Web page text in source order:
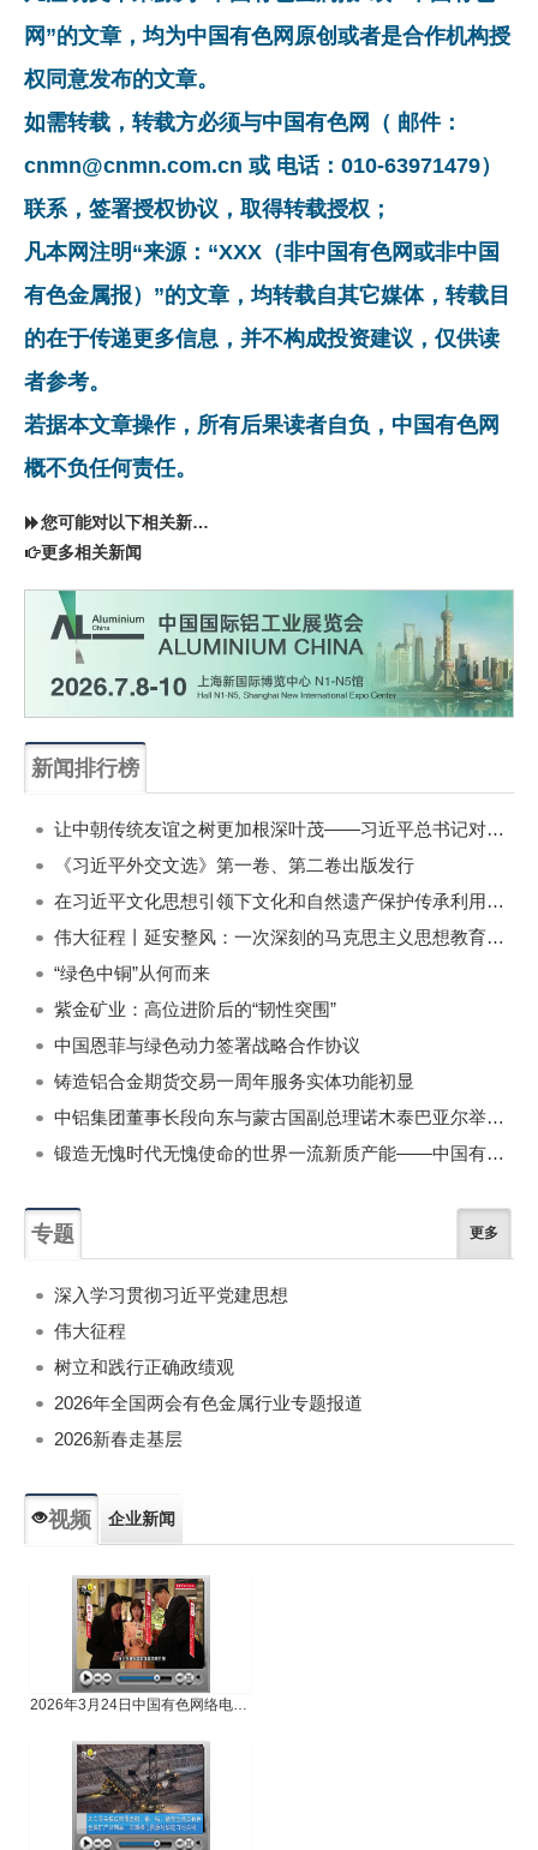
网”的文章，均为中国有色网原创或者是合作机构授
权同意发布的文章。
如需转载，转载方必须与中国有色网（ 邮件：
cnmn@cnmn.com.cn 或 电话：010-63971479）
联系，签署授权协议，取得转载授权；
凡本网注明“来源：“XXX（非中国有色网或非中国
有色金属报）”的文章，均转载自其它媒体，转载目
的在于传递更多信息，并不构成投资建议，仅供读
者参考。
若据本文章操作，所有后果读者自负，中国有色网
概不负任何责任。
您可能对以下相关新闻同样感兴趣
更多相关新闻
新闻排行榜
让中朝传统友谊之树更加根深叶茂——习近平总书记对朝鲜进行国事访问纪实
《习近平外交文选》第一卷、第二卷出版发行
在习近平文化思想引领下文化和自然遗产保护传承利用工作开创新局面
伟大征程丨延安整风：一次深刻的马克思主义思想教育运动
“绿色中铜”从何而来
紫金矿业：高位进阶后的“韧性突围”
中国恩菲与绿色动力签署战略合作协议
铸造铝合金期货交易一周年服务实体功能初显
中铝集团董事长段向东与蒙古国副总理诺木泰巴亚尔举行会谈
锻造无愧时代无愧使命的世界一流新质产能——中国有色金属工业的战略应对与破局之道（二）
专题 更多
深入学习贯彻习近平党建思想
伟大征程
树立和践行正确政绩观
2026年全国两会有色金属行业专题报道
2026新春走基层
视频 企业新闻
2026年3月24日中国有色网络电视新闻